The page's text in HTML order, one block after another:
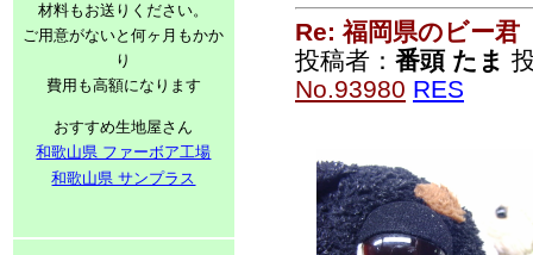
材料もお送りください。
ご用意がないと何ヶ月もかか
り
費用も高額になります
おすすめ生地屋さん
和歌山県 ファーボア工場
和歌山県 サンプラス
Re: 福岡県のビー君
投稿者： 番頭 たま
No.93980 RES